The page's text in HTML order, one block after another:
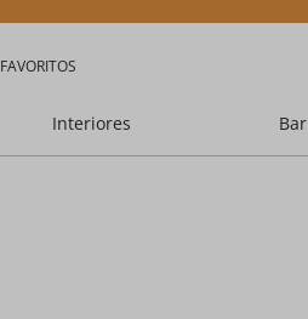
FAVORITOS
Interiores Bar